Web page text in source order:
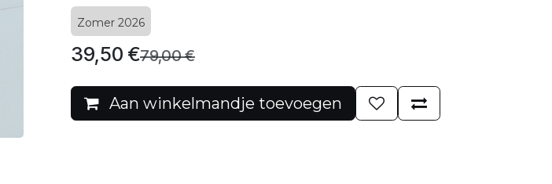
Zomer 2026
39,50 €79,00€
Aan winkelmandje toevoegen